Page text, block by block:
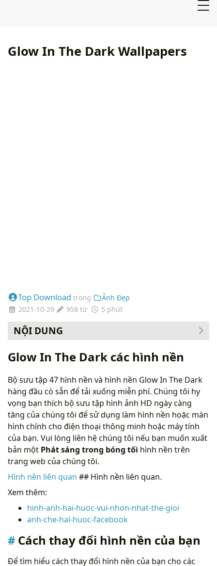
Glow In The Dark Wallpapers
Top Download trong
Ảnh Đẹp
2021-10-29
958 từ 5 phút
NỘI DUNG
Glow In The Dark các hình nền
Bộ sưu tập 47 hình nền và hình nền Glow In The Dark
hàng đầu có sẵn để tải xuống miễn phí. Chúng tôi hy
vọng bạn thích bộ sưu tập hình ảnh HD ngày càng
tăng của chúng tôi để sử dụng làm hình nền hoặc màn
hình chính cho điện thoại thông minh hoặc máy tính
của bạn. Vui lòng liên hệ chúng tôi nếu bạn muốn xuất
bản một Phát sáng trong bóng tối hình nền trên
trang web của chúng tôi.
Hình nền liên quan ## Hình nền liên quan.
Xem thêm:
hinh-anh-hai-huoc-vui-nhon-nhat-the-gioi
anh-che-hai-huoc-facebook
Cách thay đổi hình nền của bạn
Để tìm hiểu cách thay đổi hình nền của bạn cho các